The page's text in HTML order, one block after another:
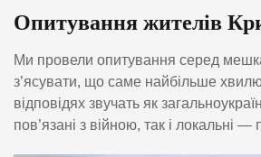
Опитування жителів
Ми провели опитування серед
з’ясувати, що саме найбільше
відповідях звучать як
пов’язані з війною, так і локальні —